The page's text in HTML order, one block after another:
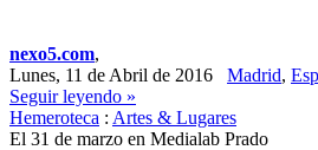
nexo5.com,
Lunes, 11 de Abril de 2016 Madrid,
Seguir leyendo »
Hemeroteca : Artes & Lugares
El 31 de marzo en Medialab Prado